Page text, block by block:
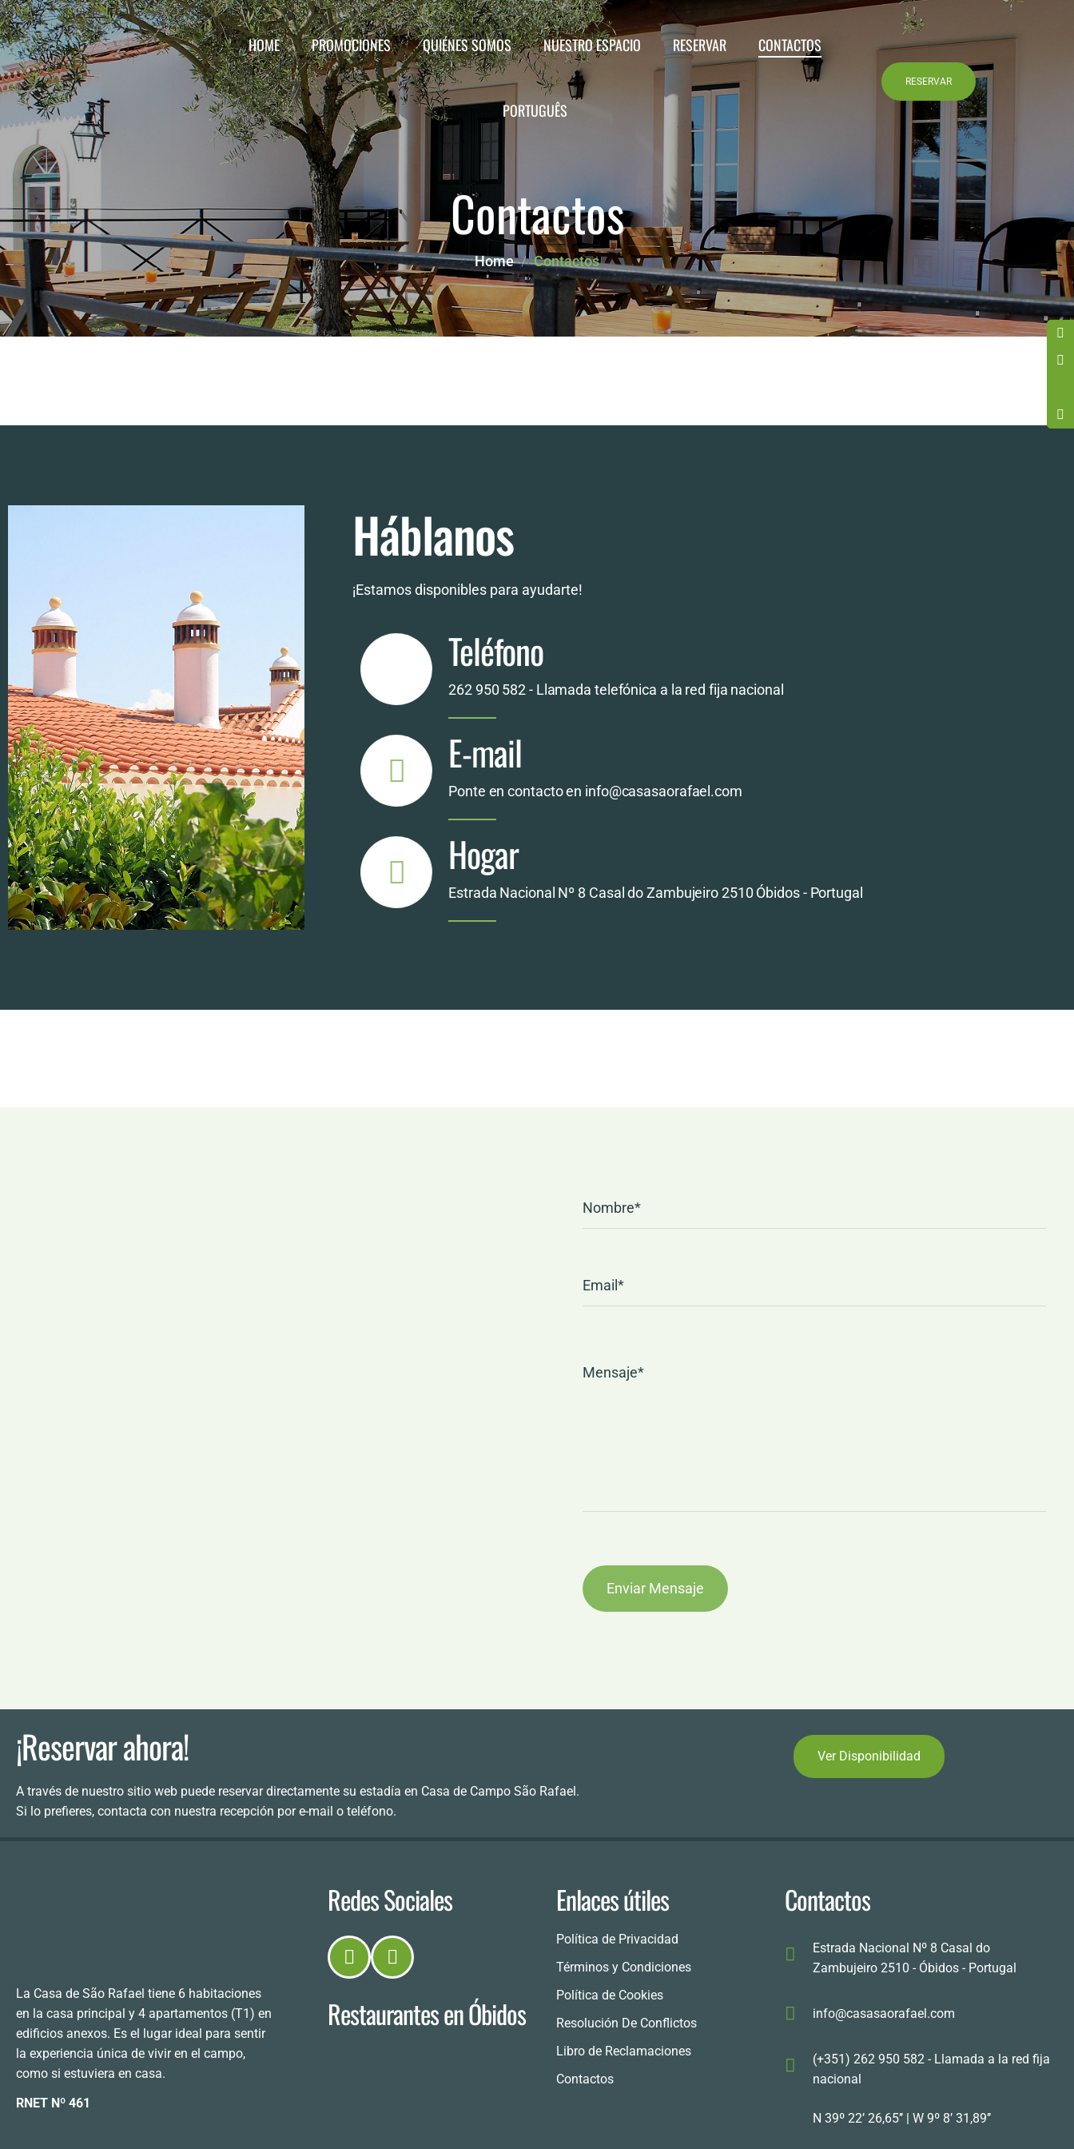
HOME PROMOCIONES QUIÉNES SOMOS
Servicios
NUESTRO ESPACIO
Habitaciones Dobles
Espacios Comunes
RESERVAR CONTACTOS
PORTUGUÊS
Français
RESERVAR
Contactos
Home Contactos
Háblanos
¡Estamos disponibles para ayudarte!
Teléfono
262 950 582 - Llamada telefónica a la red fija nacional
E-mail
Ponte en contacto en info@casasaorafael.com
Hogar
Estrada Nacional Nº 8 Casal do Zambujeiro 2510 Óbidos - Portugal
¡Reservar ahora!
A través de nuestro sitio web puede reservar directamente su estadía en Casa de Campo São Rafael.
Si lo prefieres, contacta con nuestra recepción por e-mail o teléfono.
Ver Disponibilidad
La Casa de São Rafael tiene 6 habitaciones
en la casa principal y 4 apartamentos (T1) en
edificios anexos. Es el lugar ideal para sentir
la experiencia única de vivir en el campo,
como si estuviera en casa.
RNET Nº 461
Redes Sociales
Restaurantes en Óbidos
Enlaces útiles
Política de Privacidad
Términos y Condiciones
Política de Cookies
Resolución De Conflictos
Libro de Reclamaciones
Contactos
Contactos
Estrada Nacional Nº 8 Casal do
Zambujeiro 2510 - Óbidos - Portugal
info@casasaorafael.com
(+351) 262 950 582 - Llamada a la red fija
nacional
N 39º 22’ 26,65’’ | W 9º 8’ 31,89’’